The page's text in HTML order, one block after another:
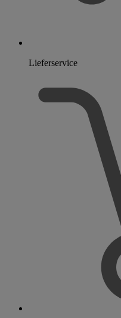
Lieferservice